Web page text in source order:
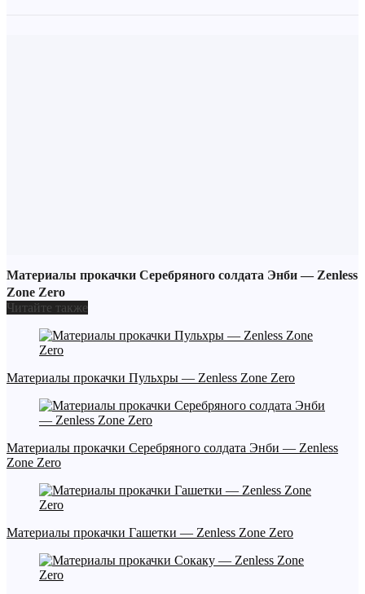
Материалы прокачки Серебряного солдата Энби — Zenless
Zone Zero
Читайте также
Материалы прокачки Пульхры — Zenless Zone Zero
Материалы прокачки Серебряного солдата Энби — Zenless
Zone Zero
Материалы прокачки Гашетки — Zenless Zone Zero